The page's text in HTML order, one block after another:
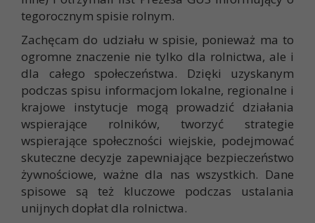
tegorocznym spisie rolnym.
Zachęcam do udziału w spisie, ponieważ ma to
ogromne znaczenie nie tylko dla rolnictwa, ale i
dla całego społeczeństwa. Dzięki uzyskanym
podczas spisu informacjom lokalne, regionalne i
krajowe instytucje mogą prowadzić działania
wspierające rolników, tworzyć strategie
wspierające społeczności wiejskie, podejmować
skuteczne decyzje zapewniające bezpieczeństwo
żywnościowe, ważne dla nas wszystkich. Dane
spisowe są też kluczowe podczas ustalania
unijnych dopłat dla rolnictwa.